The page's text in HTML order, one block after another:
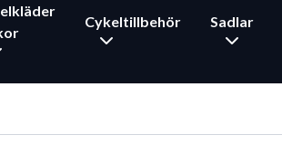
Cykeltillbehör Sadlar